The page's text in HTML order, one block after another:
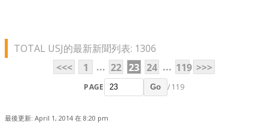
TOTAL USJ的最新新聞列表: 1306
<<<
1 ... 22 23 24 ... 119 >>>
PAGE Go / 119
最後更新: April 1, 2014 在 8:20 pm